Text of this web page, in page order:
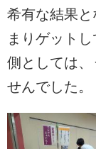
希有な結果
まりゲット
側としては、
せんでした。